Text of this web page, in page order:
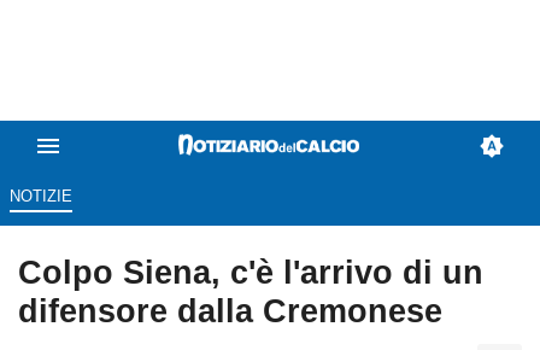
NOTIZIE
Colpo Siena, c'è l'arrivo di un
difensore dalla Cremonese